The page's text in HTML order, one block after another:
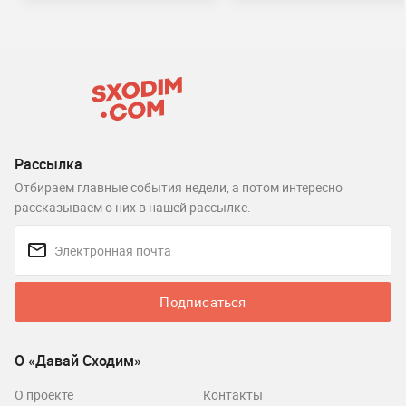
Рассылка
Отбираем главные события недели, а потом интересно
рассказываем о них в нашей рассылке.
Подписаться
О «Давай Сходим»
О проекте Контакты